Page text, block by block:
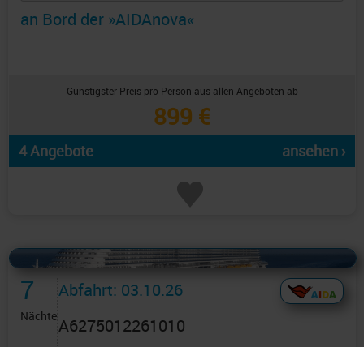
an Bord der »AIDAnova«
Günstigster Preis pro Person aus allen Angeboten ab
899 €
4 Angebote ansehen ›
Alles Bildmaterial von AIDAcruises ist ©AIDAcruises
7
Nächte
Abfahrt: 03.10.26
A6275012261010